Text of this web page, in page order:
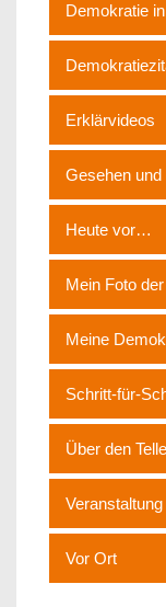
Demokratie
Erklärvideos
Gesehen und
Heute vor…
Mein Foto
Meine
Schritt-für-
Über den
Veranstaltung
Vor Ort